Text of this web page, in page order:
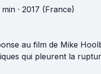
min · 2017 (France)
au film de Mike
qui pleurent la